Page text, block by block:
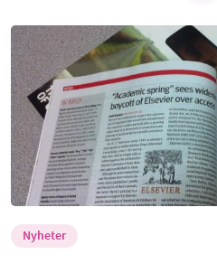
Nyheter
starten 2010 har vår
miljödebatten
nyhetsbevakning och
utveckla vårt arbete –
vill
Stötta vårt arbete